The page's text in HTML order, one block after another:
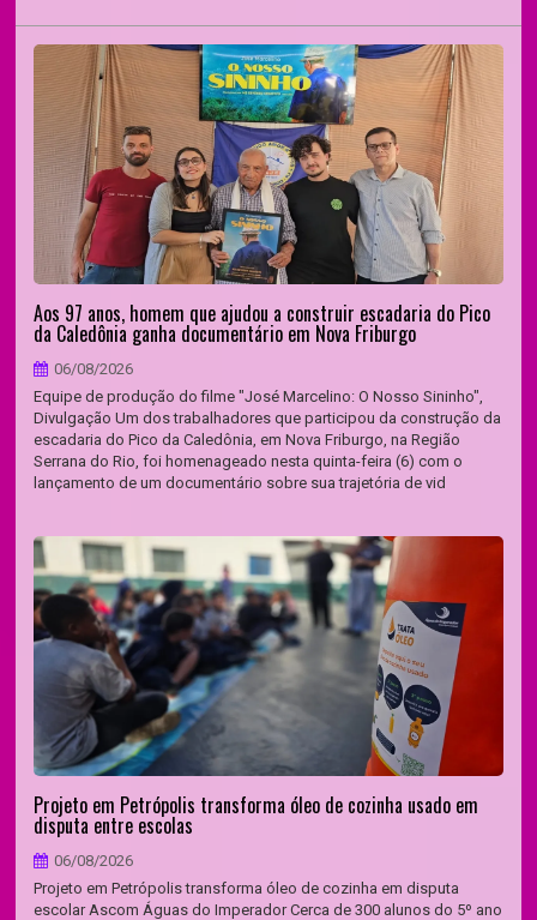
Aos 97 anos, homem que ajudou a construir escadaria do Pico
da Caledônia ganha documentário em Nova Friburgo
06/08/2026
Equipe de produção do filme "José Marcelino: O Nosso Sininho",
Divulgação Um dos trabalhadores que participou da construção da
escadaria do Pico da Caledônia, em Nova Friburgo, na Região
Serrana do Rio, foi homenageado nesta quinta-feira (6) com o
lançamento de um documentário sobre sua trajetória de vid
Projeto em Petrópolis transforma óleo de cozinha usado em
disputa entre escolas
06/08/2026
Projeto em Petrópolis transforma óleo de cozinha em disputa
escolar Ascom Águas do Imperador Cerca de 300 alunos do 5º ano